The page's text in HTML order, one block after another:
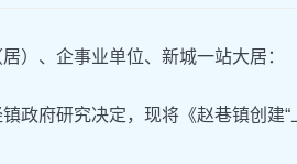
）、企事业单位、新城一站大居：
政府研究决定，现将《赵巷镇创建